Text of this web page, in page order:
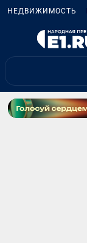
НЕДВИЖИМОСТЬ